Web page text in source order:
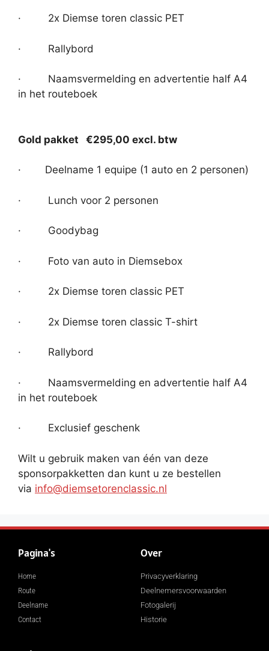
· 2x Diemse toren classic PET
· Rallybord
· Naamsvermelding en advertentie half A4
in het routeboek
Gold pakket €295,00 excl. btw
· Deelname 1 equipe (1 auto en 2 personen)
· Lunch voor 2 personen
· Goodybag
· Foto van auto in Diemsebox
· 2x Diemse toren classic PET
· 2x Diemse toren classic T-shirt
· Rallybord
· Naamsvermelding en advertentie half A4
in het routeboek
· Exclusief geschenk
Wilt u gebruik maken van één van deze
sponsorpakketten dan kunt u ze bestellen
via info@diemsetorenclassic.nl
Pagina's
Home
Route
Deelname
Contact
Over
Privacyverklaring
Deelnemersvoorwaarden
Fotogalerij
Historie